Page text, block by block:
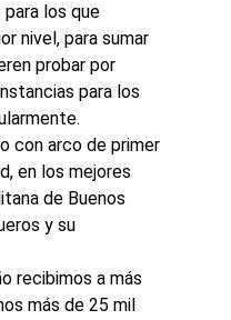
los que
nivel, para sumar
probar por
para los
con arco de primer
en los mejores
de Buenos
y su
recibimos a más
más de 25 mil